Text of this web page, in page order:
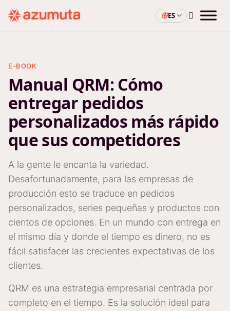
ES
E-BOOK
Manual QRM: Cómo
entregar pedidos
personalizados más rápido
que sus competidores
A la gente le encanta la variedad.
Desafortunadamente, para las empresas de
producción esto se traduce en pedidos
personalizados, series pequeñas y productos con
cientos de opciones. En un mundo con entrega en
el mismo día y donde el tiempo es dinero, no es
fácil satisfacer las crecientes expectativas de los
clientes.
QRM es una estrategia empresarial centrada por
completo en el tiempo. Es la solución ideal para